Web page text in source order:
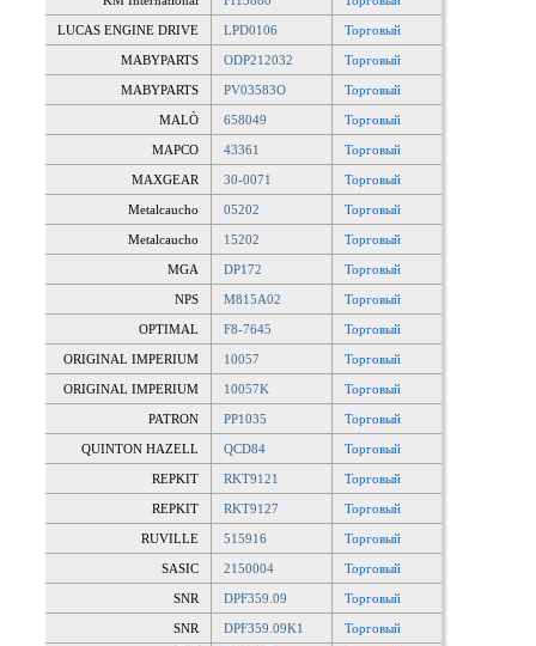
LUCAS ENGINE DRIVE LPD0106 Торговый
MABYPARTS ODP212032 Торговый
MABYPARTS PV03583O Торговый
MALÒ 658049 Торговый
MAPCO 43361 Торговый
MAXGEAR 30-0071 Торговый
Metalcaucho 05202 Торговый
Metalcaucho 15202 Торговый
MGA DP172 Торговый
NPS M815A02 Торговый
OPTIMAL F8-7645 Торговый
ORIGINAL IMPERIUM 10057 Торговый
ORIGINAL IMPERIUM 10057K Торговый
PATRON PP1035 Торговый
QUINTON HAZELL QCD84 Торговый
REPKIT RKT9121 Торговый
REPKIT RKT9127 Торговый
RUVILLE 515916 Торговый
SASIC 2150004 Торговый
SNR DPF359.09 Торговый
SNR DPF359.09K1 Торговый